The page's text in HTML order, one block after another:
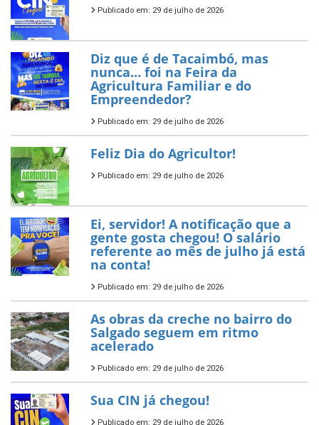
Publicado em: 29 de julho de 2026
Diz que é de Tacaimbó, mas
nunca… foi na Feira da
Agricultura Familiar e do
Empreendedor?
Publicado em: 29 de julho de 2026
Feliz Dia do Agricultor!
Publicado em: 29 de julho de 2026
Ei, servidor! A notificação que a
gente gosta chegou! O salário
referente ao mês de julho já está
na conta!
Publicado em: 29 de julho de 2026
As obras da creche no bairro do
Salgado seguem em ritmo
acelerado
Publicado em: 29 de julho de 2026
Sua CIN já chegou!
Publicado em: 29 de julho de 2026